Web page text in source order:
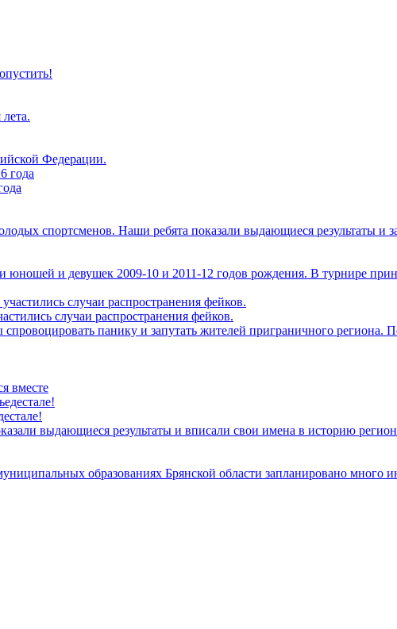
Федерации.
спортсменов. Наши ребята показали выдающиеся результаты и
и девушек 2009-10 и 2011-12 годов рождения. В турнире
случаи распространения фейков.
панику и запутать жителей приграничного региона.
вместе
выдающиеся результаты и вписали свои имена в историю
образованиях Брянской области запланировано много